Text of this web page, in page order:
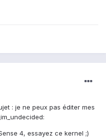
: je ne peux pas éditer mes
4, essayez ce kernel ;)